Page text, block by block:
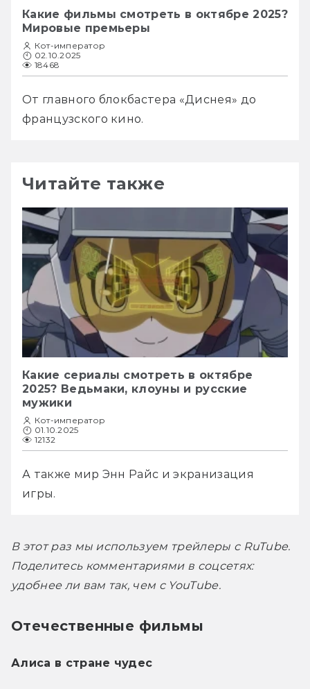
Какие фильмы смотреть в октябре 2025?
Мировые премьеры
Кот-император
02.10.2025
18468
От главного блокбастера «Диснея» до
французского кино.
Читайте также
Какие сериалы смотреть в октябре
2025? Ведьмаки, клоуны и русские
мужики
Кот-император
01.10.2025
12132
А также мир Энн Райс и экранизация
игры.
В этот раз мы используем трейлеры с RuTube.
Поделитесь комментариями в соцсетях:
удобнее ли вам так, чем с YouTube.
Отечественные фильмы
Алиса в стране чудес